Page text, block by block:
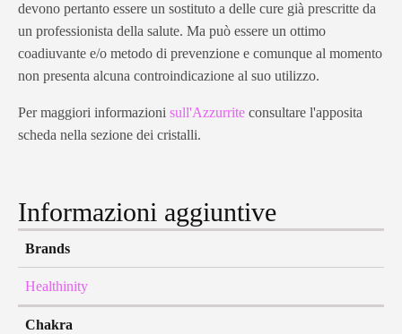
devono pertanto essere un sostituto a delle cure già prescritte da
un professionista della salute. Ma può essere un ottimo
coadiuvante e/o metodo di prevenzione e comunque al momento
non presenta alcuna controindicazione al suo utilizzo.
Per maggiori informazioni sull'Azzurrite consultare l'apposita
scheda nella sezione dei cristalli.
Informazioni aggiuntive
Brands
Healthinity
Chakra